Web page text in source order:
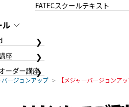
FATECスクールテキスト
ル
座
ーダー講座
ージョンアップ 【メジャーバージョンア